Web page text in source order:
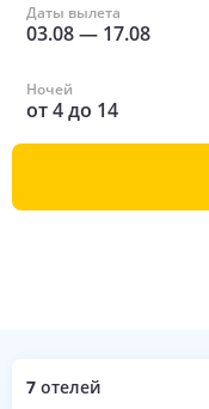
Даты вылета
03.08— 17.08
Ночей
от4до 14
7 отелей